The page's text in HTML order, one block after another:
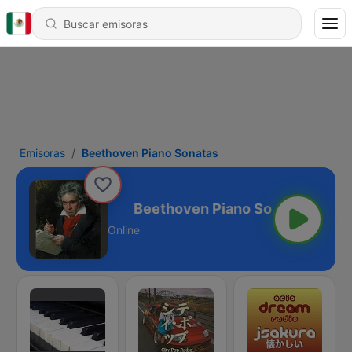
Emisoras Beethoven Piano Sonatas
Sonatas
Online